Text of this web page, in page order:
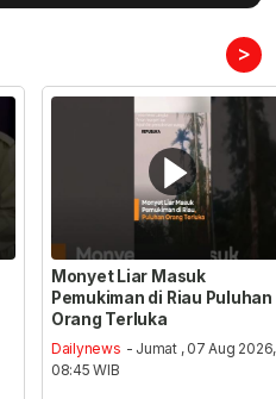
>
Monyet Liar Masuk
Pemukiman di Riau Puluhan
Orang Terluka
Dailynews - Jumat , 07 Aug 2026,
08:45 WIB